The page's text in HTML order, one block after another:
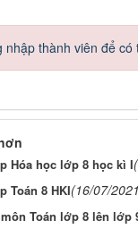
nhập thành viên để
Hóa học lớp 8 học kì I
Toán 8 HKI(16/07/
Toán lớp 8 lên lớp